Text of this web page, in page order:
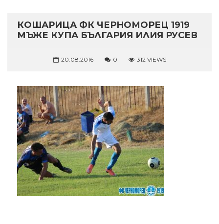
КОШАРИЦА ФК ЧЕРНОМОРЕЦ 1919
МЪЖЕ КУПА БЪЛГАРИЯ ИЛИЯ РУСЕВ
20.08.2016 0 312 VIEWS